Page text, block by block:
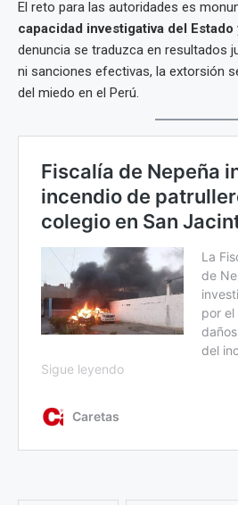
El reto para las autoridades es
capacidad investigativa del Estado
denuncia se traduzca en resultados
ni sanciones efectivas, la extorsión
del miedo en el Perú.